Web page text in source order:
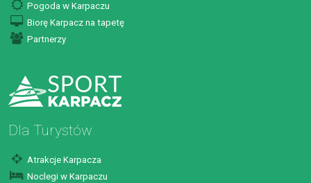
Pogoda w Karpaczu
Biorę Karpacz na tapetę
Partnerzy
Dla Turystów
Atrakcje Karpacza
Noclegi w Karpaczu